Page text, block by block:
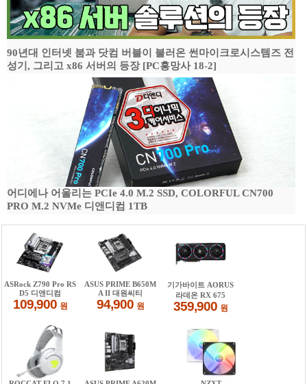
90년대 인터넷 붐과 닷컴 버블이 불러온 썬마이크로시스템즈 전
성기, 그리고 x86 서버의 등장 [PC흥망사 18-2]
어디에나 어울리는 PCIe 4.0 M.2 SSD, COLORFUL CN700
PRO M.2 NVMe 디앤디컴 1TB